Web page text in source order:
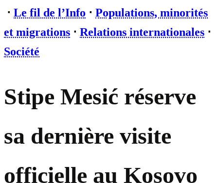
⋅ Le fil de l’Info ⋅ Populations, minorités
et migrations ⋅ Relations internationales ⋅
Société
Stipe Mesić réserve
sa dernière visite
officielle au Kosovo